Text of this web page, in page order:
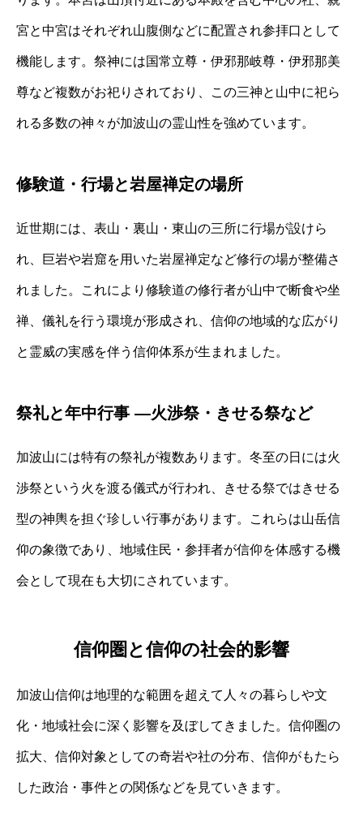
宮と中宮はそれぞれ山腹側などに配置され参拝口として
機能します。祭神には国常立尊・伊邪那岐尊・伊邪那美
尊など複数がお祀りされており、この三神と山中に祀ら
れる多数の神々が加波山の霊山性を強めています。
修験道・行場と岩屋禅定の場所
近世期には、表山・裏山・東山の三所に行場が設けら
れ、巨岩や岩窟を用いた岩屋禅定など修行の場が整備さ
れました。これにより修験道の修行者が山中で断食や坐
禅、儀礼を行う環境が形成され、信仰の地域的な広がり
と霊威の実感を伴う信仰体系が生まれました。
祭礼と年中行事 ―火渉祭・きせる祭など
加波山には特有の祭礼が複数あります。冬至の日には火
渉祭という火を渡る儀式が行われ、きせる祭ではきせる
型の神輿を担ぐ珍しい行事があります。これらは山岳信
仰の象徴であり、地域住民・参拝者が信仰を体感する機
会として現在も大切にされています。
信仰圏と信仰の社会的影響
加波山信仰は地理的な範囲を超えて人々の暮らしや文
化・地域社会に深く影響を及ぼしてきました。信仰圏の
拡大、信仰対象としての奇岩や社の分布、信仰がもたら
した政治・事件との関係などを見ていきます。